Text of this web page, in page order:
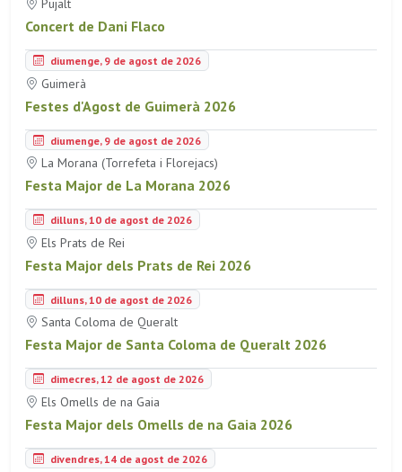
Pujalt
Concert de Dani Flaco
diumenge, 9 de agost de 2026
Guimerà
Festes d'Agost de Guimerà 2026
diumenge, 9 de agost de 2026
La Morana (Torrefeta i Florejacs)
Festa Major de La Morana 2026
dilluns, 10 de agost de 2026
Els Prats de Rei
Festa Major dels Prats de Rei 2026
dilluns, 10 de agost de 2026
Santa Coloma de Queralt
Festa Major de Santa Coloma de Queralt 2026
dimecres, 12 de agost de 2026
Els Omells de na Gaia
Festa Major dels Omells de na Gaia 2026
divendres, 14 de agost de 2026